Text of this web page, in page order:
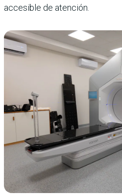
accesible de atención.